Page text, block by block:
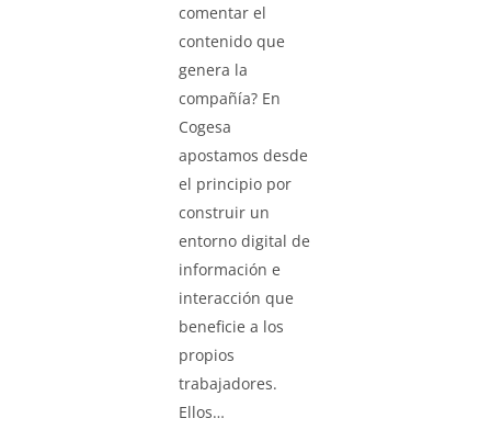
comentar el
contenido que
genera la
compañía? En
Cogesa
apostamos desde
el principio por
construir un
entorno digital de
información e
interacción que
beneficie a los
propios
trabajadores.
Ellos…